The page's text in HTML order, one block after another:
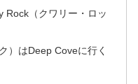
Rock（クワリー・ロッ
）はDeep Coveに行く